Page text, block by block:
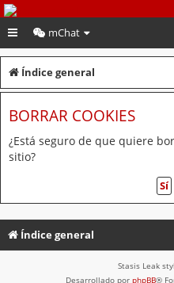
PeruVoley.com
mChat
Índice general
BORRAR COOKIES
¿Está seguro de que quiere
sitio?
Índice general
Stasis Leak
Desarrollado por phpBB®